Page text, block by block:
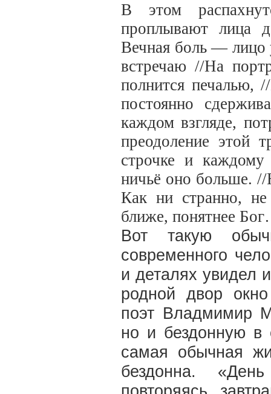
В этом
проплывают лица
Вечная боль — лицо
встречаю //На
полнится печалью,
постоянно
каждом взгляде,
преодоление этой
строчке и
ничьё оно больше. //
Как ни странно,
ближе, понятнее
Вот такую
современного
и деталях увидел
родной двор
поэт Владмимир
но и бездонную в
самая обычная
бездонна.